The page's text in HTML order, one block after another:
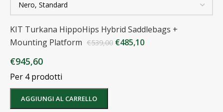
KIT Turkana HippoHips Hybrid Saddlebags +
Mounting Platform €539,00 €485,10
€945,60
Per 4 prodotti
AGGIUNGI AL CARRELLO